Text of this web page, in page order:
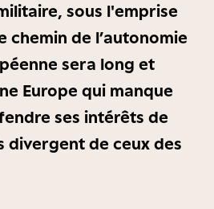
sous l'emprise
chemin de l’autonomie
sera long et
Europe qui manque
ses intérêts de
divergent de ceux des